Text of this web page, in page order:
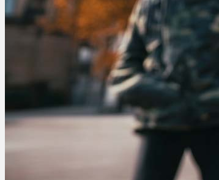
Chronische Schmerzen
ADHS
Angststörungen
Chronische Migräne